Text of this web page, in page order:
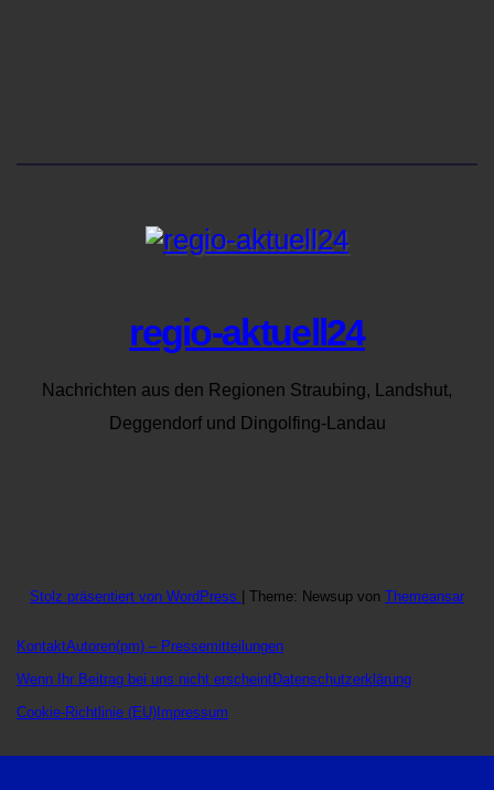
regio-aktuell24
Nachrichten aus den Regionen Straubing, Landshut,
Deggendorf und Dingolfing-Landau
Stolz präsentiert von WordPress Theme: Newsup von Themeansar
KontaktAutoren(pm) – Pressemitteilungen
Wenn Ihr Beitrag bei uns nicht erscheintDatenschutzerklärung
Cookie-Richtlinie (EU) Impressum